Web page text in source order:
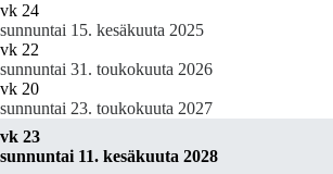
vk 24
sunnuntai 15. kesäkuuta 2025
vk 22
sunnuntai 31. toukokuuta 2026
vk 20
sunnuntai 23. toukokuuta 2027
vk 23
sunnuntai 11. kesäkuuta 2028